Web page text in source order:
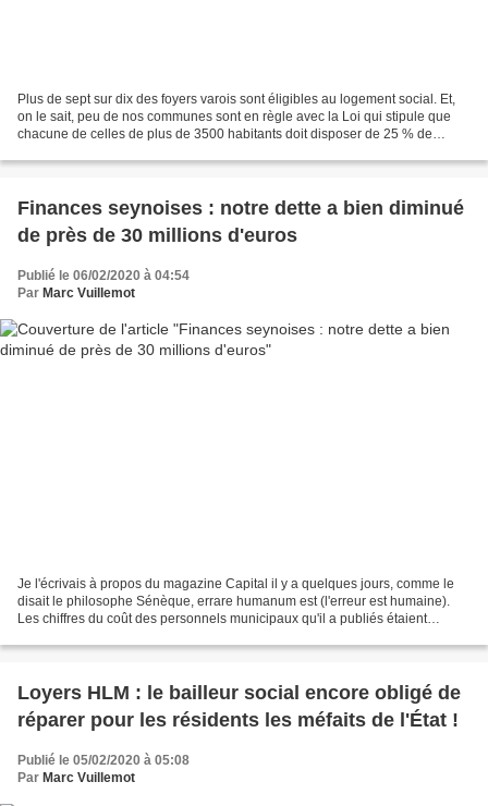
Plus de sept sur dix des foyers varois sont éligibles au logement social. Et,
on le sait, peu de nos communes sont en règle avec la Loi qui stipule que
chacune de celles de plus de 3500 habitants doit disposer de 25 % de
Finances seynoises : notre dette a bien diminué
de près de 30 millions d'euros
Publié le 06/02/2020 à 04:54
Par Marc Vuillemot
Je l'écrivais à propos du magazine Capital il y a quelques jours, comme le
disait le philosophe Sénèque, errare humanum est (l'erreur est humaine).
Les chiffres du coût des personnels municipaux qu'il a publiés étaient
Loyers HLM : le bailleur social encore obligé de
réparer pour les résidents les méfaits de l'État !
Publié le 05/02/2020 à 05:08
Par Marc Vuillemot